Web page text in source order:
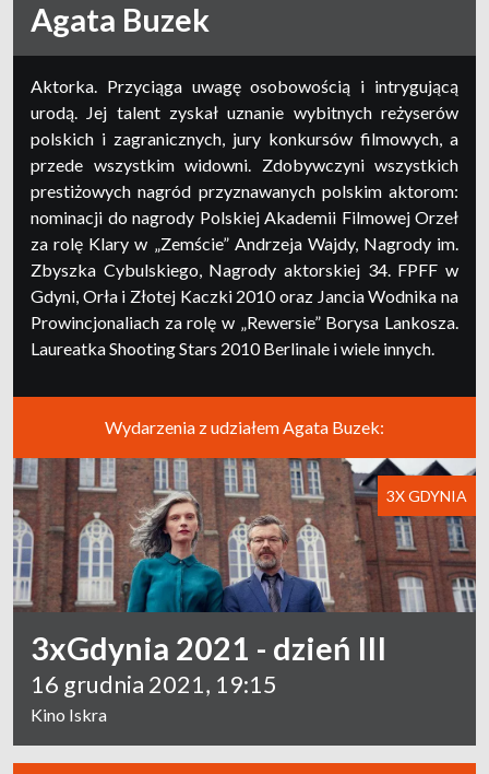
Agata Buzek
Aktorka. Przyciąga uwagę osobowością i intrygującą
urodą. Jej talent zyskał uznanie wybitnych reżyserów
polskich i zagranicznych, jury konkursów filmowych, a
przede wszystkim widowni. Zdobywczyni wszystkich
prestiżowych nagród przyznawanych polskim aktorom:
nominacji do nagrody Polskiej Akademii Filmowej Orzeł
za rolę Klary w „Zemście” Andrzeja Wajdy, Nagrody im.
Zbyszka Cybulskiego, Nagrody aktorskiej 34. FPFF w
Gdyni, Orła i Złotej Kaczki 2010 oraz Jancia Wodnika na
Prowincjonaliach za rolę w „Rewersie” Borysa Lankosza.
Laureatka Shooting Stars 2010 Berlinale i wiele innych.
Wydarzenia z udziałem Agata Buzek:
3xGdynia 2021 - dzień III
16 grudnia 2021, 19:15
Kino Iskra
3X GDYNIA